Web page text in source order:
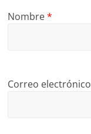
Nombre*
Correo